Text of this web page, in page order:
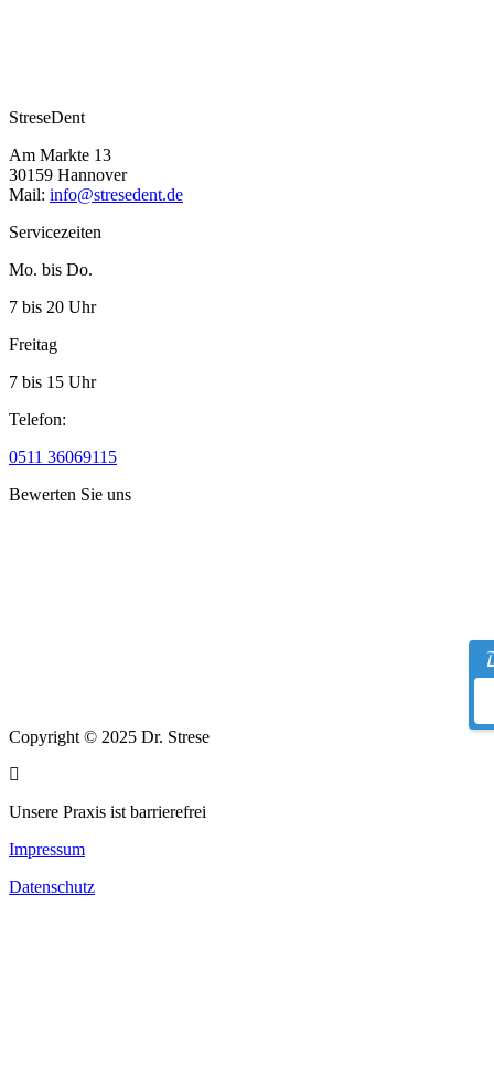
StreseDent
Am Markte 13
30159 Hannover
Mail: info@stresedent.de
Servicezeiten
Mo. bis Do.
7 bis 20 Uhr
Freitag
7 bis 15 Uhr
Telefon:
0511 36069115
Bewerten Sie uns
Copyright © 2025 Dr. Strese
Unsere Praxis ist barrierefrei
Impressum
Datenschutz